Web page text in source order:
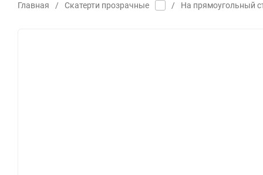
Главная / Скатерти прозрачные / На прямоугольный